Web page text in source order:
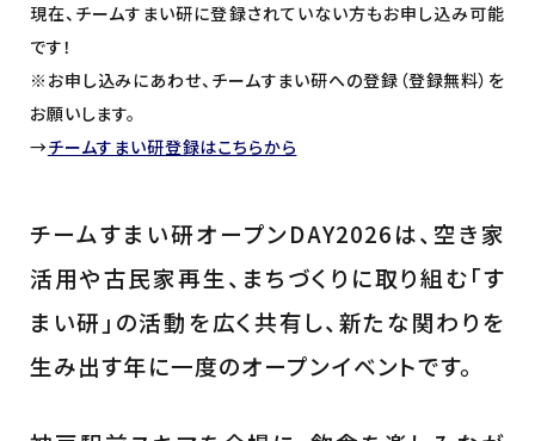
現在、チームすまい研に登録されていない方もお申し込み可能
です！
※お申し込みにあわせ、チームすまい研への登録（登録無料）を
お願いします。
→チームすまい研登録はこちらから
チームすまい研オープンDAY2026は、空き家
活用や古民家再生、まちづくりに取り組む「す
まい研」の活動を広く共有し、新たな関わりを
生み出す年に一度のオープンイベントです。